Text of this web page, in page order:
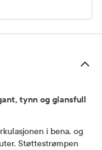
tynn og glansfull
i bena, og
Støttestrømpen